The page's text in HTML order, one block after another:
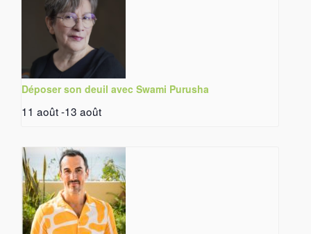
Déposer son deuil avec Swami Purusha
11 août-13 août